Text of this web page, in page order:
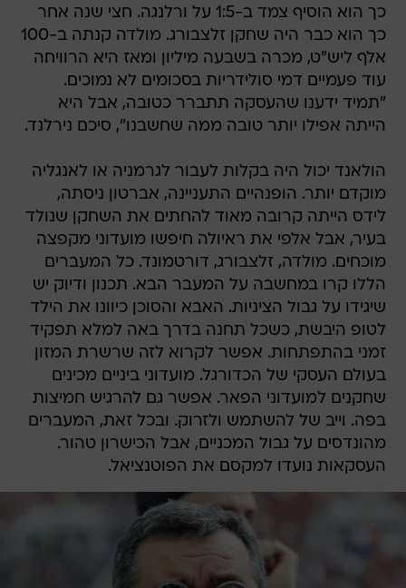
כך הוא הוסיף צמד ב-1:5 על ורלנגה. חצי שנה אחר
כך הוא כבר היה שחקן זלצבורג. מולדה קנתה ב-100
אלף ליש"ט, מכרה בשבעה מיליון ומאז היא הרוויחה
עוד פעמיים דמי סולידריות בסכומים לא נמוכים.
"תמיד ידענו שהעסקה תתברר כטובה, אבל היא
הייתה אפילו יותר טובה ממה שחשבנו", סיכם נירלנד.
הולאנד יכול היה בקלות לעבור לגרמניה או לאנגליה
מוקדם יותר. הופנהיים התעניינה, אברטון ניסתה,
לידס הייתה קרובה מאוד להחתים את השחקן שנולד
בעיר, אבל אלפי את ראיולה חיפשו מועדוני מקפצה
מוכחים. מולדה, זלצבורג, דורטמונד. כל המעברים
הללו קרו במחשבה על המעבר הבא. תכנון ודיוק יש
שיגידו על גבול הציניות. האבא והסוכן כיוונו את הילד
לטופ היבשת, כשכל תחנה בדרך באה למלא תפקיד
זמני בהתפתחות. אפשר לקרוא לזה שרשרת המזון
בעולם העסקי של הכדורגל. מועדוני ביניים מכינים
שחקנים למועדוני הפאר. אפשר גם להרגיש חמיצות
בפה. וייב של להשתמש ולזרוק. ובכל זאת, המעברים
מהונדסים על גבול המכניים, אבל הכישרון טהור.
העסקאות נועדו למקסם את הפוטנציאל.